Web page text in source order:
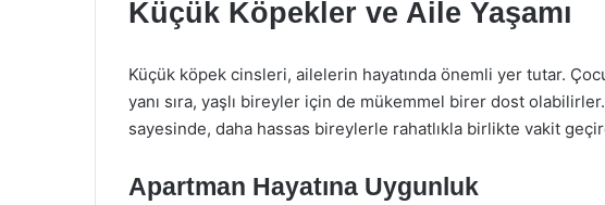
Küçük Köpekler ve Aile Yaşamı
Küçük köpek cinsleri, ailelerin hayatında önemli yer tutar.
yanı sıra, yaşlı bireyler için de mükemmel birer dost olabilirler.
sayesinde, daha hassas bireylerle rahatlıkla birlikte vakit
Apartman Hayatına Uygunluk